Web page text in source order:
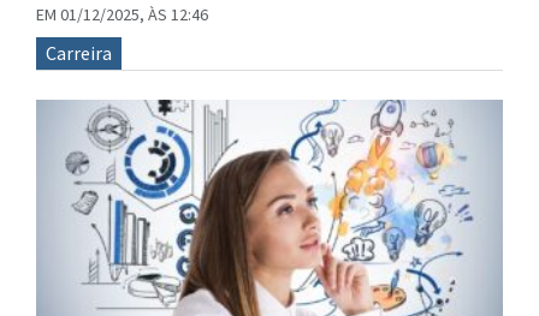
EM 01/12/2025, ÀS 12:46
Carreira